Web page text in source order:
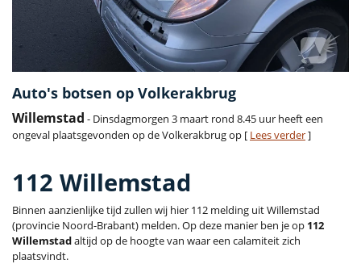
Auto's botsen op Volkerakbrug
Willemstad - Dinsdagmorgen 3 maart rond 8.45 uur heeft een
ongeval plaatsgevonden op de Volkerakbrug op [ Lees verder]
112 Willemstad
Binnen aanzienlijke tijd zullen wij hier 112 melding uit Willemstad
(provincie Noord-Brabant) melden. Op deze manier ben je op 112
Willemstadaltijd op de hoogte van waar een calamiteit zich
plaatsvindt.